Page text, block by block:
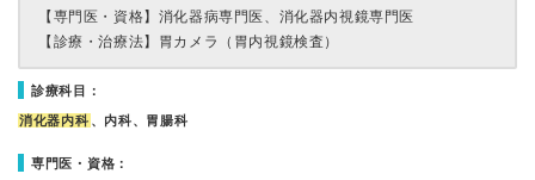
【専門医・資格】 消化器病専門医、消化器内視鏡専門医
【診療・治療法】 胃カメラ（胃内視鏡検査）
診療科目：
消化器内科 、内科、胃腸科
専門医・資格：